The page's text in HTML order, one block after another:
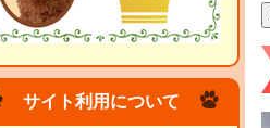
サイト利用について